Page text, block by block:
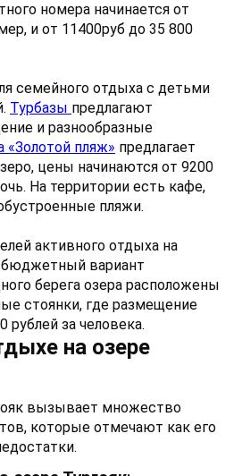
номера начинается от
и от 11400руб до 35 800
семейного отдыха с детьми
Турбазы предлагают
и разнообразные
«Золотой пляж» предлагает
цены начинаются от 9200
На территории есть кафе,
пляжи.
активного отдыха на
вариант
берега озера расположены
стоянки, где размещение
рублей за человека.
на озере
вызывает множество
которые отмечают как его